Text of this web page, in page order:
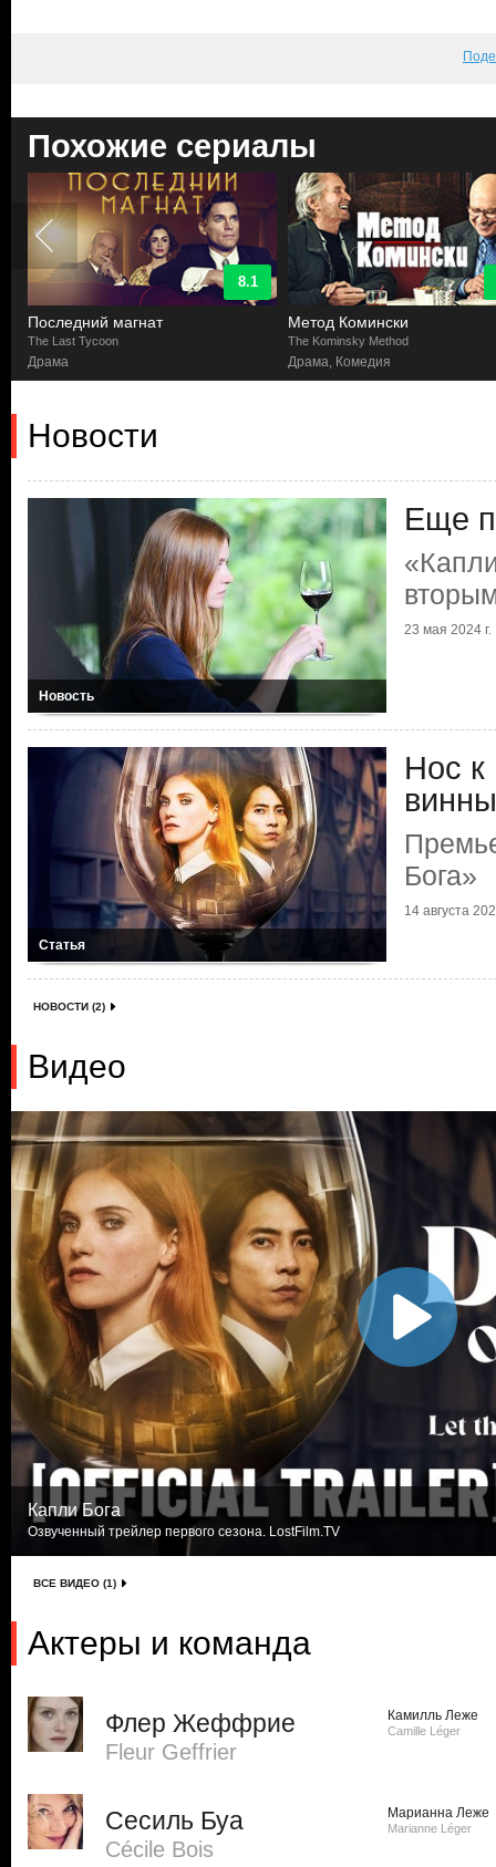
Похожие сериалы
9
Метод Комински
The Kominsky Method
Драма, Комедия
Десять процентов
Dix pour cent
Драма, Комедия
Новости
Новость
Еще
23 мая 2024 г.
Статья
Нос к
Бога»
14 августа
НОВОСТИ (2)
Видео
Капли Бога
Озвученный трейлер первого сезона. LostFilm.TV
ВСЕ ВИДЕО (1)
Актеры и команда
Флер Жеффрие
Fleur Geffrier
Камилль Леже
Camille Léger
Сесиль Буа
Cécile Bois
Марианна Леже
Marianne Léger